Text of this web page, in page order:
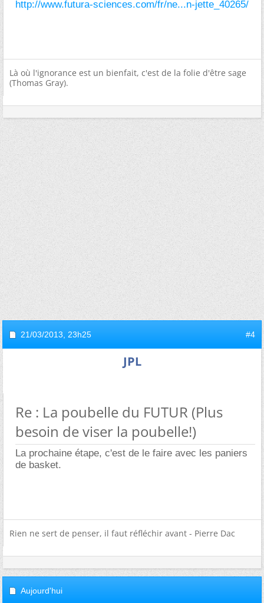
http://www.futura-sciences.com/fr/ne...n-jette_40265/
Là où l'ignorance est un bienfait, c'est de la folie d'être sage
(Thomas Gray).
21/03/2013, 23h25 #4
JPL
Re : La poubelle du FUTUR (Plus
besoin de viser la poubelle!)
La prochaine étape, c'est de le faire avec les paniers
de basket.
Rien ne sert de penser, il faut réfléchir avant - Pierre Dac
Aujourd'hui